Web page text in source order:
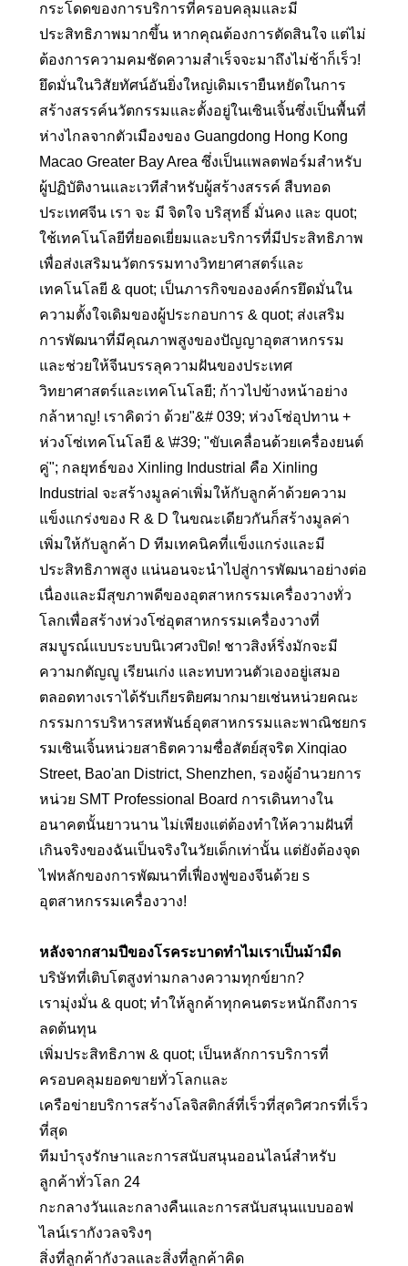
กระโดดของการบริการที่ครอบคลุมและมี
ประสิทธิภาพมากขึ้น หากคุณต้องการตัดสินใจ แต่ไม่
ต้องการความคมชัดความสำเร็จจะมาถึงไม่ช้าก็เร็ว!
ยึดมั่นในวิสัยทัศน์อันยิ่งใหญ่เดิมเรายืนหยัดในการ
สร้างสรรค์นวัตกรรมและตั้งอยู่ในเซินเจิ้นซึ่งเป็นพื้นที่
ห่างไกลจากตัวเมืองของ Guangdong Hong Kong
Macao Greater Bay Area ซึ่งเป็นแพลตฟอร์มสำหรับ
ผู้ปฏิบัติงานและเวทีสำหรับผู้สร้างสรรค์ สืบทอด
ประเทศจีน เรา จะ มี จิตใจ บริสุทธิ์ มั่นคง และ quot;
ใช้เทคโนโลยีที่ยอดเยี่ยมและบริการที่มีประสิทธิภาพ
เพื่อส่งเสริมนวัตกรรมทางวิทยาศาสตร์และ
เทคโนโลยี & quot; เป็นภารกิจขององค์กรยึดมั่นใน
ความตั้งใจเดิมของผู้ประกอบการ & quot; ส่งเสริม
การพัฒนาที่มีคุณภาพสูงของปัญญาอุตสาหกรรม
และช่วยให้จีนบรรลุความฝันของประเทศ
วิทยาศาสตร์และเทคโนโลยี; ก้าวไปข้างหน้าอย่าง
กล้าหาญ! เราคิดว่า ด้วย"&# 039; ห่วงโซ่อุปทาน +
ห่วงโซ่เทคโนโลยี & \#39; "ขับเคลื่อนด้วยเครื่องยนต์
คู่"; กลยุทธ์ของ Xinling Industrial คือ Xinling
Industrial จะสร้างมูลค่าเพิ่มให้กับลูกค้าด้วยความ
แข็งแกร่งของ R & D ในขณะเดียวกันก็สร้างมูลค่า
เพิ่มให้กับลูกค้า D ทีมเทคนิคที่แข็งแกร่งและมี
ประสิทธิภาพสูง แน่นอนจะนำไปสู่การพัฒนาอย่างต่อ
เนื่องและมีสุขภาพดีของอุตสาหกรรมเครื่องวางทั่ว
โลกเพื่อสร้างห่วงโซ่อุตสาหกรรมเครื่องวางที่
สมบูรณ์แบบระบบนิเวศวงปิด! ชาวสิงห์ริ่งมักจะมี
ความกตัญญู เรียนเก่ง และทบทวนตัวเองอยู่เสมอ
ตลอดทางเราได้รับเกียรติยศมากมายเช่นหน่วยคณะ
กรรมการบริหารสหพันธ์อุตสาหกรรมและพาณิชยกร
รมเซินเจิ้นหน่วยสาธิตความซื่อสัตย์สุจริต Xinqiao
Street, Bao'an District, Shenzhen, รองผู้อำนวยการ
หน่วย SMT Professional Board การเดินทางใน
อนาคตนั้นยาวนาน ไม่เพียงแต่ต้องทําให้ความฝันที่
เกินจริงของฉันเป็นจริงในวัยเด็กเท่านั้น แต่ยังต้องจุด
ไฟหลักของการพัฒนาที่เฟื่องฟูของจีนด้วย s
อุตสาหกรรมเครื่องวาง!
หลังจากสามปีของโรคระบาดทำไมเราเป็นม้ามืด
บริษัทที่เติบโตสูงท่ามกลางความทุกข์ยาก?
เรามุ่งมั่น & quot; ทำให้ลูกค้าทุกคนตระหนักถึงการ
ลดต้นทุน
เพิ่มประสิทธิภาพ & quot; เป็นหลักการบริการที่
ครอบคลุมยอดขายทั่วโลกและ
เครือข่ายบริการสร้างโลจิสติกส์ที่เร็วที่สุดวิศวกรที่เร็ว
ที่สุด
ทีมบำรุงรักษาและการสนับสนุนออนไลน์สำหรับ
ลูกค้าทั่วโลก 24
กะกลางวันและกลางคืนและการสนับสนุนแบบออฟ
ไลน์เรากังวลจริงๆ
สิ่งที่ลูกค้ากังวลและสิ่งที่ลูกค้าคิด